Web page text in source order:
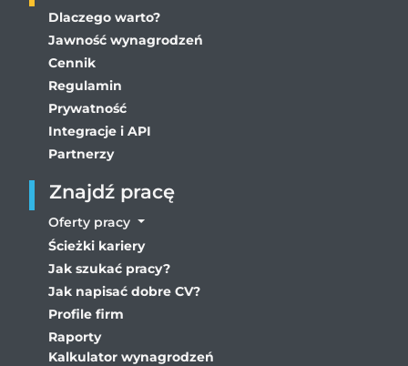
Dlaczego warto?
Jawność wynagrodzeń
Cennik
Regulamin
Prywatność
Integracje i API
Partnerzy
Znajdź pracę
Oferty pracy
Ścieżki kariery
Jak szukać pracy?
Jak napisać dobre CV?
Profile firm
Raporty
Kalkulator wynagrodzeń